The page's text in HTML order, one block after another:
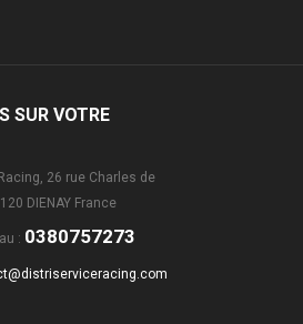
SUR VOTRE
26 rue Charles de
DIENAY France
: 0380757273